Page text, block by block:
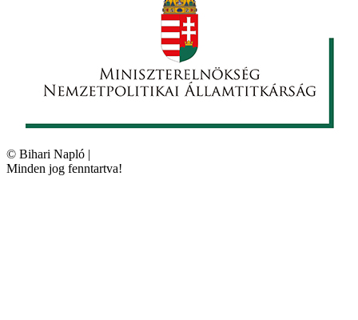
© Bihari Napló |
Minden jog fenntartva!